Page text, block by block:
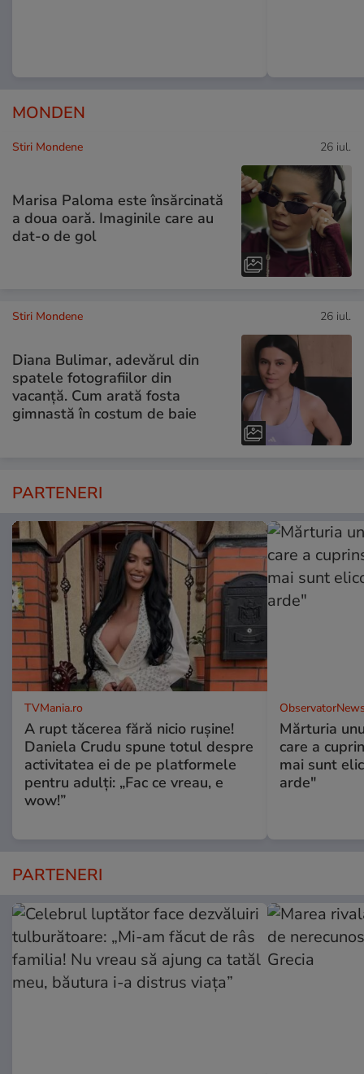
MONDEN
Stiri Mondene 26 iul.
Marisa Paloma este însărcinată
a doua oară. Imaginile care au
dat-o de gol
Stiri Mondene 26 iul.
Diana Bulimar, adevărul din
spatele fotografiilor din
vacanță. Cum arată fosta
gimnastă în costum de baie
PARTENERI
TVMania.ro
A rupt tăcerea fără nicio rușine!
Daniela Crudu spune totul despre
activitatea ei de pe platformele
pentru adulți: „Fac ce vreau, e
wow!”
Mărturia
care a
mai sunt
arde"
PARTENERI